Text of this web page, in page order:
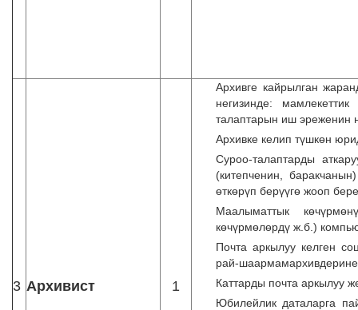
3 Архивист 1
Архивге кайрылган
негизинде:
талаптарын иш эреженин
Архивке келип түшкөн
Суроо-талаптарды
(китепченин,
өткөрүп берүүгө жооп
Маалыматтык
көчүрмөлөрдү ж.б.)
Почта аркылуу келген
рай-
Каттарды почта аркылуу
Юбилейлик даталарга